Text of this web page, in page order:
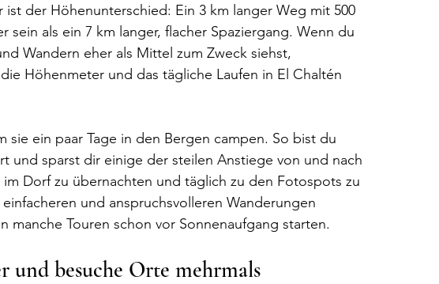
der Höhenunterschied: Ein 3 km langer Weg mit 500
sein als ein 7 km langer, flacher Spaziergang. Wenn du
Wandern eher als Mittel zum Zweck siehst,
Höhenmeter und das tägliche Laufen in El Chaltén
sie ein paar Tage in den Bergen campen. So bist du
und sparst dir einige der steilen Anstiege von und nach
Dorf zu übernachten und täglich zu den Fotospots zu
und anspruchsvolleren Wanderungen
manche Touren schon vor Sonnenaufgang starten.
und besuche Orte mehrmals